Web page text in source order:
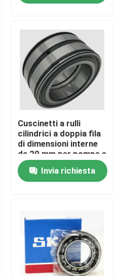
di auto
Cuscinetti a rulli
cilindrici a doppia fila
di dimensioni interne
da 20 mm per pompe e
compressori
Invia richiesta